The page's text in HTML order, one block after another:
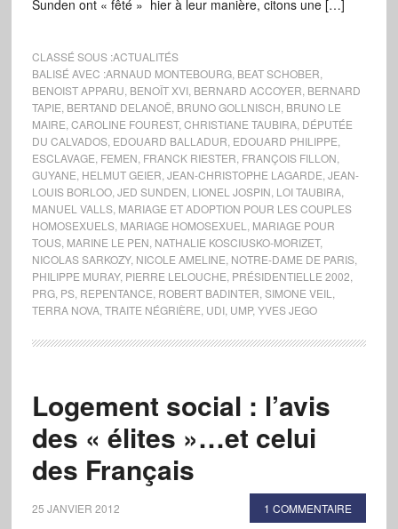
Sunden ont « fêté » hier à leur manière, citons une […]
CLASSÉ SOUS :ACTUALITÉS
BALISÉ AVEC :ARNAUD MONTEBOURG, BEAT SCHOBER
BENOIST APPARU BENOÎT XVI, BERNARD ACCOYER BERNARD
TAPIE BERTAND DELANOË BRUNO GOLLNISCH BRUNO LE
MAIRE CAROLINE FOUREST, CHRISTIANE TAUBIRA, DÉPUTÉE
DU CALVADOS, EDOUARD BALLADUR EDOUARD PHILIPPE
ESCLAVAGE FEMEN FRANCK RIESTER FRANÇOIS FILLON
GUYANE HELMUT GEIER JEAN-CHRISTOPHE LAGARDE JEAN-
LOUIS BORLOO, JED SUNDEN LIONEL JOSPIN LOI TAUBIRA,
MANUEL VALLS, MARIAGE ET ADOPTION POUR LES COUPLES
HOMOSEXUELS, MARIAGE HOMOSEXUEL
MARIAGE POUR
TOUS, MARINE LE PEN NATHALIE KOSCIUSKO-MORIZET,
NICOLAS SARKOZY, NICOLE AMELINE NOTRE-DAME DE PARIS,
PHILIPPE MURAY, PIERRE LELOUCHE PRÉSIDENTIELLE 2002
PRG, PS, REPENTANCE ROBERT BADINTER SIMONE VEIL
TERRA NOVA, TRAITE NÉGRIÈRE UDI, UMP, YVES JEGO
Logement social : l’avis
des « élites »…et celui
des Français
25 JANVIER 2012 1 COMMENTAIRE